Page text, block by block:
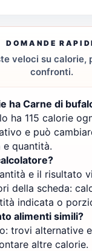
DOMANDE
veloci su calorie,
confronti.
ha Carne di
ha 115 calorie
e può
e quantità.
e il risultato
della scheda:
indicata o
alimenti simili?
trovi alternative
altre calorie.